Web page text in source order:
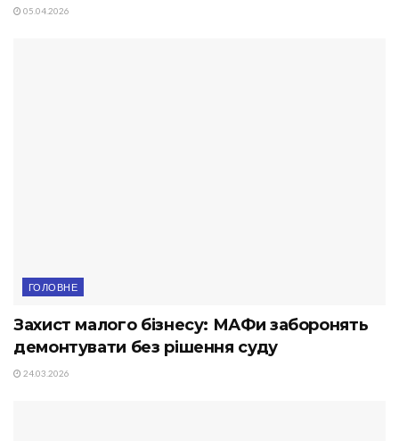
05.04.2026
ГОЛОВНЕ
Захист малого бізнесу: МАФи заборонять
демонтувати без рішення суду
24.03.2026